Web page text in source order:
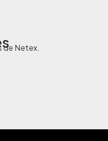
de Netex.